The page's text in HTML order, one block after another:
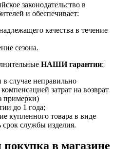
законодательство в
и обеспечивает:
качества в течение
сезона.
НАШИ гарантии:
случае неправильно
затрат на возврат
примерки)
до 1 года;
купленного товара в виде
срок службы изделия.
покупка в магазине